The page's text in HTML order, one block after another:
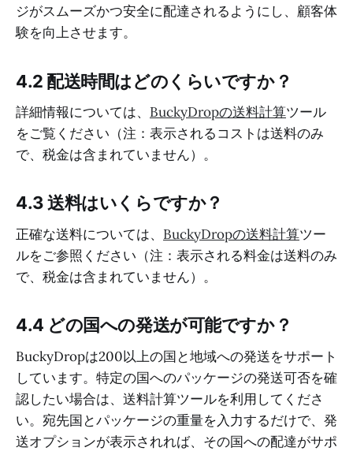
ジがスムーズかつ安全に配達されるようにし、顧客体
験を向上させます。
4.2 配送時間はどのくらいですか？
詳細情報については、 BuckyDropの送料計算ツール
をご覧ください（注：表示されるコストは送料のみ
で、税金は含まれていません）。
4.3 送料はいくらですか？
正確な送料については、 BuckyDropの送料計算ツー
ルをご参照ください（注：表示される料金は送料のみ
で、税金は含まれていません）。
4.4 どの国への発送が可能ですか？
BuckyDropは200以上の国と地域への発送をサポート
しています。特定の国へのパッケージの発送可否を確
認したい場合は、送料計算ツールを利用してくださ
い。宛先国とパッケージの重量を入力するだけで、発
送オプションが表示されれば、その国への配達がサポ